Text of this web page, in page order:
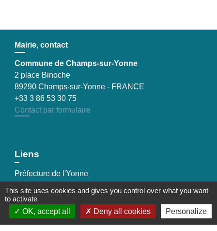
Mairie, contact
Commune de Champs-sur-Yonne
2 place Binoche
89290 Champs-sur-Yonne - FRANCE
+33 3 86 53 30 75
Contact par formulaire
Liens
Préfecture de l'Yonne
Communauté d'agglomération de l'Auxerrois
Mentions légales - Politique de confidentialité -
This site uses cookies and gives you control over what you want
to activate
OK, accept all
Deny all cookies Personalize